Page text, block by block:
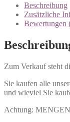
Beschreibung
Zusätzliche
Bewertungen
Zum Verkauf steht
Sie kaufen alle
und wieviel Sie
Achtung: